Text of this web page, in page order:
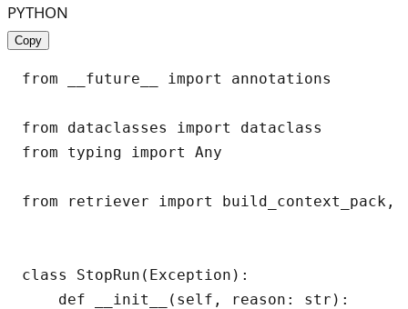
PYTHON
Copy
from __future__ import annotations
from dataclasses import dataclass
from typing import Any
from retriever import build_context_pack,
class StopRun(Exception):
    def __init__(self, reason: str):